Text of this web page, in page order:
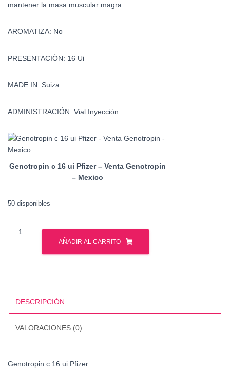
mantener la masa muscular magra
AROMATIZA: No
PRESENTACIÓN: 16 Ui
MADE IN: Suiza
ADMINISTRACIÓN: Vial Inyección
Genotropin c 16 ui Pfizer – Venta Genotropin
– Mexico
50 disponibles
Genotropin
c
AÑADIR AL CARRITO
DESCRIPCIÓN
VALORACIONES (0)
Genotropin c 16 ui Pfizer